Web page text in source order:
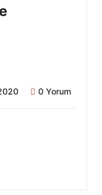
0 Yorum